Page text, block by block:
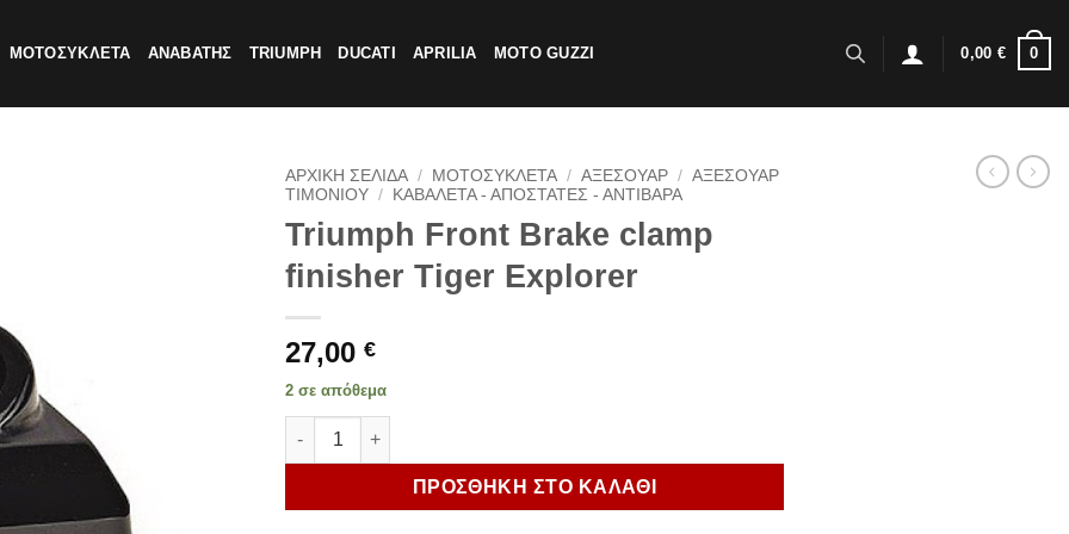
ΜΟΤΟΣΥΚΛΕΤΑ ΑΝΑΒΑΤΗΣ TRIUMPH DUCATI APRILIA MOTO GUZZI 0,00 € 0
ΑΡΧΙΚΗ ΣΕΛΙΔΑ / ΜΟΤΟΣΥΚΛΕΤΑ / ΑΞΕΣΟΥΑΡ / ΑΞΕΣΟΥΑΡ
ΤΙΜΟΝΙΟΥ / ΚΑΒΑΛΕΤΑ - ΑΠΟΣΤΑΤΕΣ - ΑΝΤΙΒΑΡΑ
Triumph Front Brake clamp
finisher Tiger Explorer
27,00 €
2 σε απόθεμα
Triumph Front Brake clamp finisher Tiger Explorer ποσότητα
ΠΡΟΣΘΗΚΗ ΣΤΟ ΚΑΛΑΘΙ